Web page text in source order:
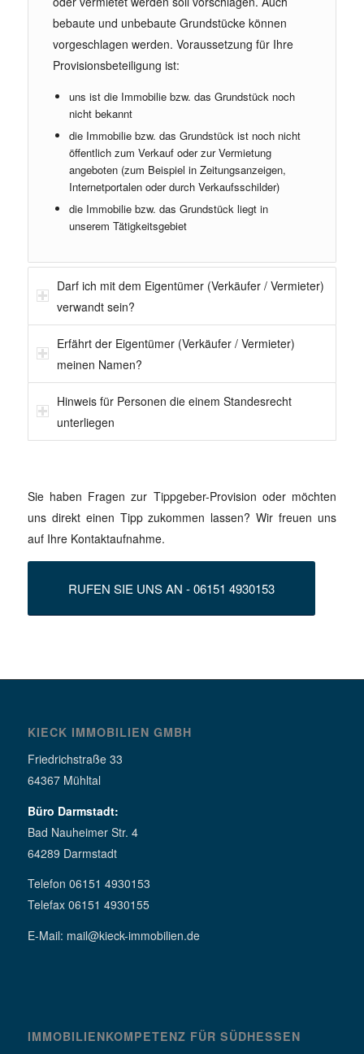
bebaute und unbebaute Grundstücke können
vorgeschlagen werden. Voraussetzung für Ihre
Provisionsbeteiligung ist:
uns ist die Immobilie bzw. das Grundstück noch
nicht bekannt
die Immobilie bzw. das Grundstück ist noch nicht
öffentlich zum Verkauf oder zur Vermietung
angeboten (zum Beispiel in Zeitungsanzeigen,
Internetportalen oder durch Verkaufsschilder)
die Immobilie bzw. das Grundstück liegt in
unserem Tätigkeitsgebiet
Darf ich mit dem Eigentümer (Verkäufer / Vermieter)
verwandt sein?
Erfährt der Eigentümer (Verkäufer / Vermieter)
meinen Namen?
Hinweis für Personen die einem Standesrecht
unterliegen
Sie haben Fragen zur Tippgeber-Provision oder möchten
uns direkt einen Tipp zukommen lassen? Wir freuen uns
auf Ihre Kontaktaufnahme.
RUFEN SIE UNS AN - 06151 4930153
KIECK IMMOBILIEN GMBH
Friedrichstraße 33
64367 Mühltal
Büro Darmstadt:
Bad Nauheimer Str. 4
64289 Darmstadt
Telefon 06151 4930153
Telefax 06151 4930155
E-Mail: mail@kieck-immobilien.de
IMMOBILIENKOMPETENZ FÜR SÜDHESSEN